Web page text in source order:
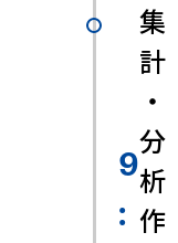
9
:
集
計
・
分
析
作